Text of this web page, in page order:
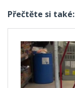
Přečtěte si také: